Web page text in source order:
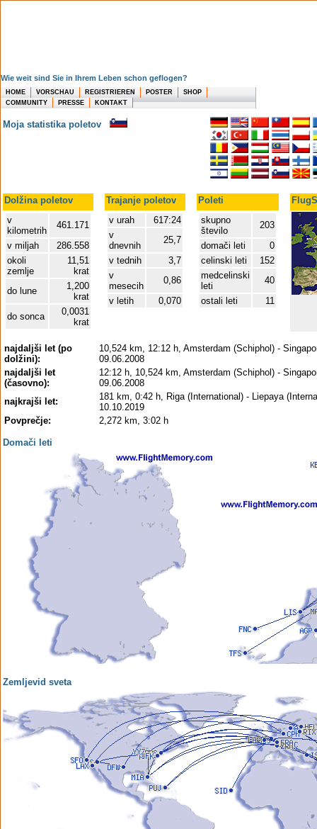
Wie weit sind Sie in Ihrem Leben schon geflogen?
HOME VORSCHAU REGISTRIEREN POSTER
SHOP
COMMUNITY
PRESSE KONTAKT
Moja statistika poletov
Dolžina poletov Trajanje poletov Poleti
v
kilometrih
461.171
v miljah
286.558
okoli
zemlje
11,51
krat
do lune
1,200
krat
do sonca
0,0031
krat
v urah
617:24
v
dnevnih
25,7
v tednih
3,7
v
mesecih
0,86
v letih
0,070
skupno
število
203
domači leti
0
celinski leti
152
medcelinski
leti
40
ostali leti
11
najdaljši let (po
dolžini):
10,524 km, 12:12 h, Amsterdam (Schiphol) -
09.06.2008
najdaljši let
(časovno):
12:12 h, 10,524 km, Amsterdam (Schiphol) -
09.06.2008
najkrajši let:
181 km, 0:42 h, Riga (International) - Liepaya
10.10.2019
Povprečje:
2,272 km, 3:02 h
Domači leti
Zemljevid sveta